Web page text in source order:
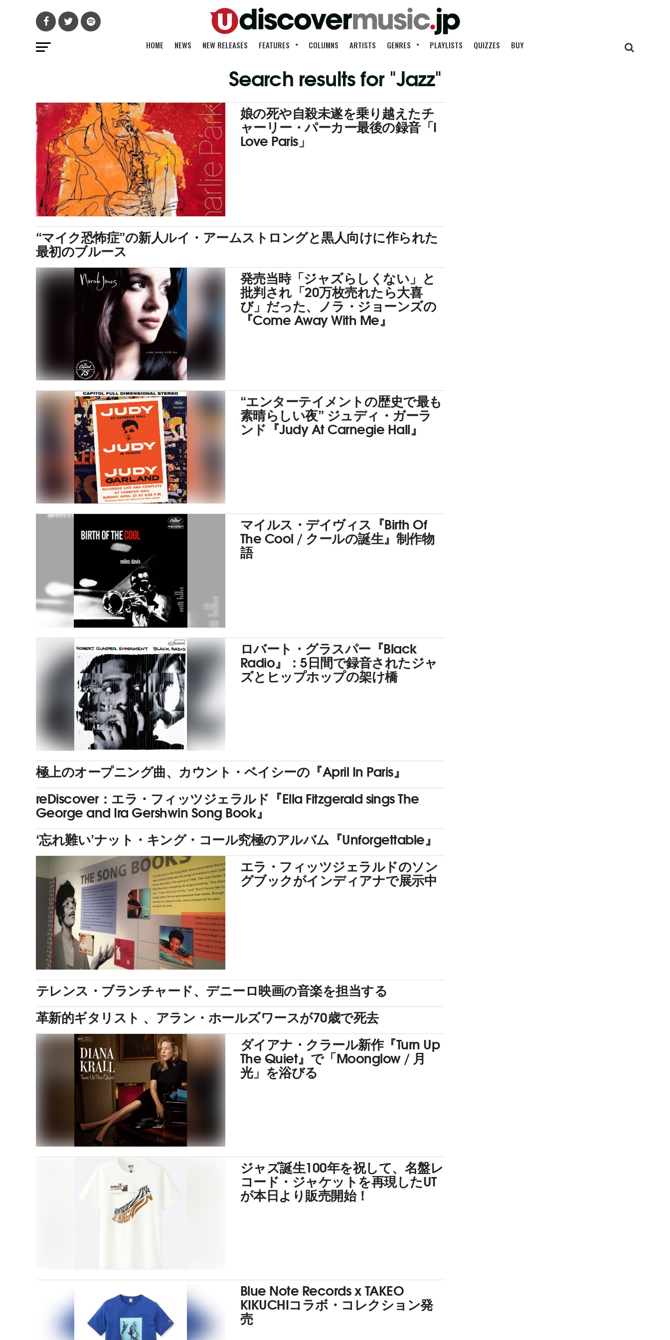
HOME NEWS NEW RELEASES FEATURES COLUMNS ARTISTS GENRES PLAYLISTS QUIZZES BUY
Search results for "Jazz"
娘の死や自殺未遂を乗り越えたチ
ャーリー・パーカー最後の録音「I
Love Paris」
“マイク恐怖症”の新人ルイ・アームストロングと黒人向けに作られた
最初のブルース
発売当時「ジャズらしくない」と
批判され「20万枚売れたら大喜
び」だった、ノラ・ジョーンズの
『Come Away With Me』
“エンターテイメントの歴史で最も
素晴らしい夜” ジュディ・ガーラ
ンド『Judy At Carnegie Hall』
マイルス・デイヴィス『Birth Of
The Cool / クールの誕生』制作物
語
ロバート・グラスパー『Black
Radio』：5日間で録音されたジャ
ズとヒップホップの架け橋
極上のオープニング曲、カウント・ベイシーの『April In Paris』
reDiscover：エラ・フィッツジェラルド『Ella Fitzgerald sings The
George and Ira Gershwin Song Book』
‘忘れ難い’ナット・キング・コール究極のアルバム『Unforgettable』
エラ・フィッツジェラルドのソン
グブックがインディアナで展示中
テレンス・ブランチャード、デニーロ映画の音楽を担当する
革新的ギタリスト 、アラン・ホールズワースが70歳で死去
ダイアナ・クラール新作『Turn Up
The Quiet』で「Moonglow / 月
光」を浴びる
ジャズ誕生100年を祝して、名盤レ
コード・ジャケットを再現したUT
が本日より販売開始！
Blue Note Records x TAKEO
KIKUCHIコラボ・コレクション発
売